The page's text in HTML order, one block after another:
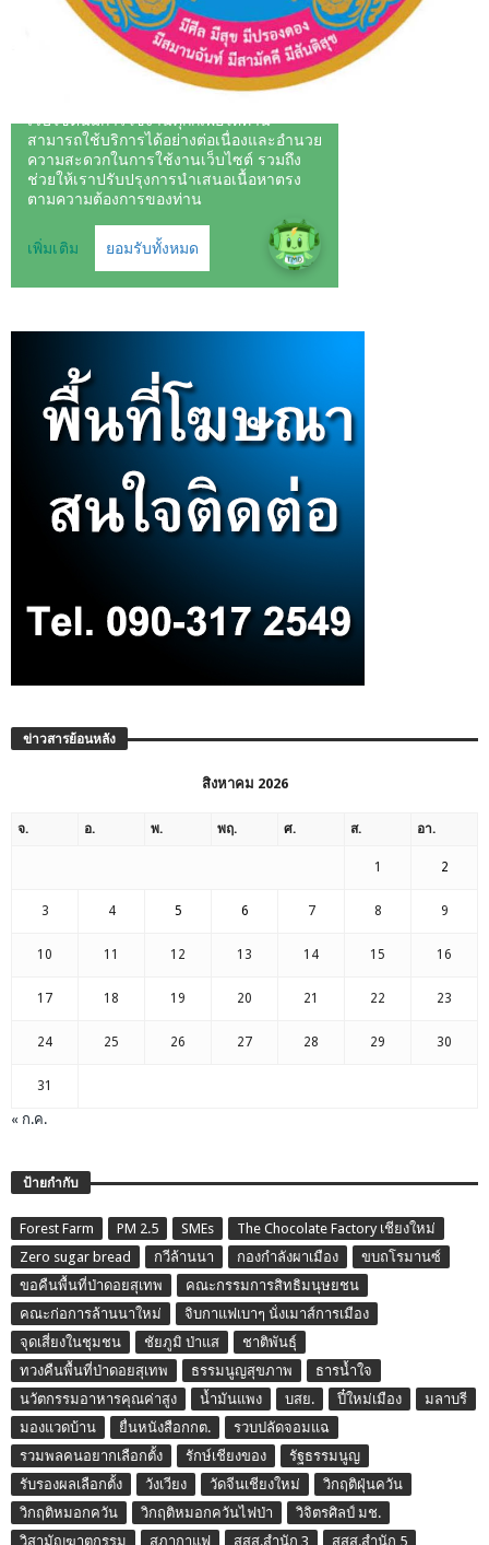
ข่าวสารย้อนหลัง
สิงหาคม 2026
จ. อ. พ. พฤ. ศ. ส. อา.
1 2
3 4 5 6 7 8 9
10 11 12 13 14 15 16
17 18 19 20 21 22 23
24 25 26 27 28 29 30
31
« ก.ค.
ป้ายกำกับ
Forest Farm PM 2.5 SMEs
The Chocolate Factory เชียงใหม่
Zero sugar bread
กวีล้านนา กองกำลังผาเมือง
ขบถโรมานซ์
ขอคืนพื้นที่ป่าดอยสุเทพ
คณะกรรมการสิทธิมนุษยชน
คณะก่อการล้านนาใหม่
จิบกาแฟเบาๆ นั่งเมาส์การเมือง
จุดเสี่ยงในชุมชน
ชัยภูมิ ป่าแส
ชาติพันธุ์
ทวงคืนพื้นที่ป่าดอยสุเทพ
ธรรมนูญสุขภาพ
ธารน้ำใจ
นวัตกรรมอาหารคุณค่าสูง
น้ำมันแพง บสย. ปี๋ใหม่เมือง
มลาบรี
มองแวดบ้าน
ยื่นหนังสือกกต.
รวบปลัดจอมแฉ
รวมพลคนอยากเลือกตั้ง
รักษ์เชียงของ
รัฐธรรมนูญ
รับรองผลเลือกตั้ง
วังเวียง วัดจีนเชียงใหม่
วิกฤติฝุ่นควัน
วิกฤติหมอกควัน
วิกฤติหมอกควันไฟป่า
วิจิตรศิลป์ มช.
วิสามัญฆาตกรรม
สภากาแฟ สสส.สำนัก 3 สสส.สำนัก 5